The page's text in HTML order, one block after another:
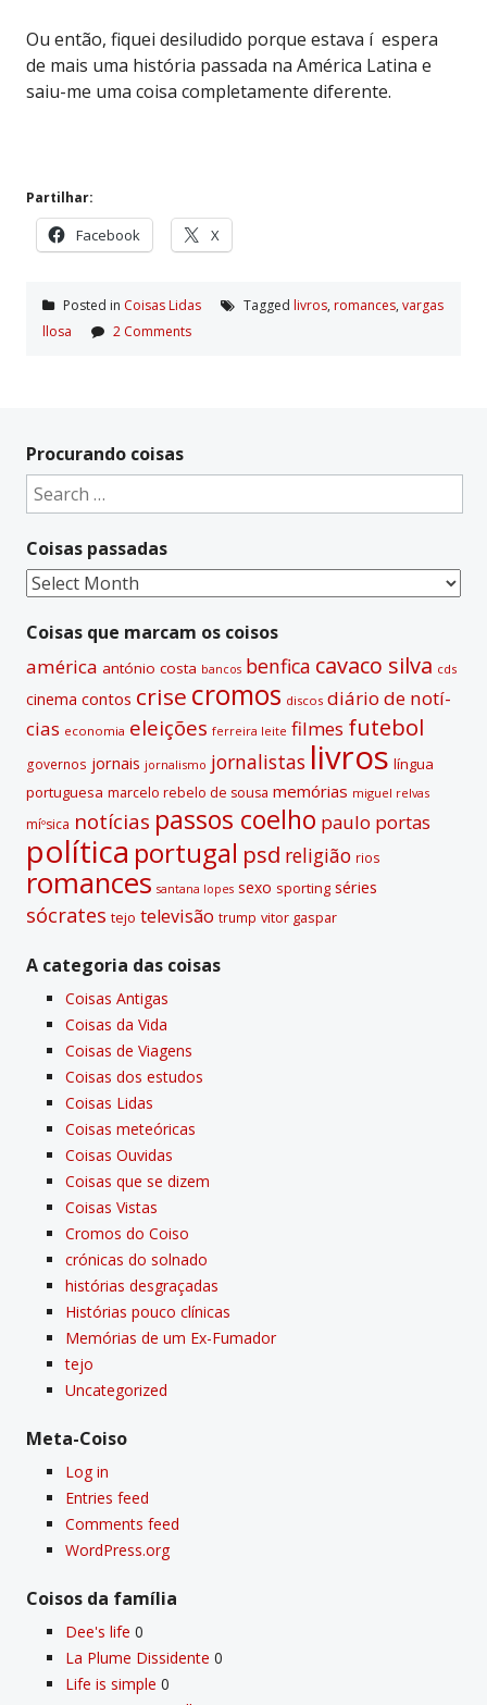
Ou então, fiquei desiludido porque estava í espera
de mais uma história passada na América Latina e
saiu-me uma coisa completamente diferente.
Partilhar:
Facebook X
Posted in Coisas Lidas Tagged livros, romances, vargas
llosa
2 Comments
Procurando coisas
Search
for:
Coisas passadas
Coisas
Coisas que marcam os coisos
américa antónio costa bancos benfica cavaco silva cds
cinema contos crise cromos discos diário de notí­
cias economia eleições ferreira leite filmes futebol
governos jornais jornalismo jornalistas livros lí­ngua
portuguesa marcelo rebelo de sousa memórias miguel relvas
míºsica notí­cias passos coelho paulo portas
polí­tica portugal psd religião rios
romances santana lopes sexo sporting séries
sócrates tejo televisão trump vitor gaspar
A categoria das coisas
Coisas Antigas
Coisas da Vida
Coisas de Viagens
Coisas dos estudos
Coisas Lidas
Coisas meteóricas
Coisas Ouvidas
Coisas que se dizem
Coisas Vistas
Cromos do Coiso
crónicas do solnado
histórias desgraçadas
Histórias pouco clí­nicas
Memórias de um Ex-Fumador
tejo
Uncategorized
Meta-Coiso
Log in
Entries feed
Comments feed
WordPress.org
Coisos da famí­lia
Dee's life 0
La Plume Dissidente 0
Life is simple 0